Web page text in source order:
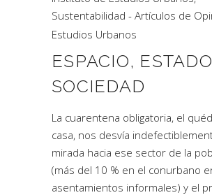
Sustentabilidad - Artículos de
Estudios Urbanos
ESPACIO,
SOCIEDAD
La cuarentena obligatoria, el
casa, nos desvía
mirada hacia ese sector de la
(más del 10 % en el conurbano
asentamientos informales) y el